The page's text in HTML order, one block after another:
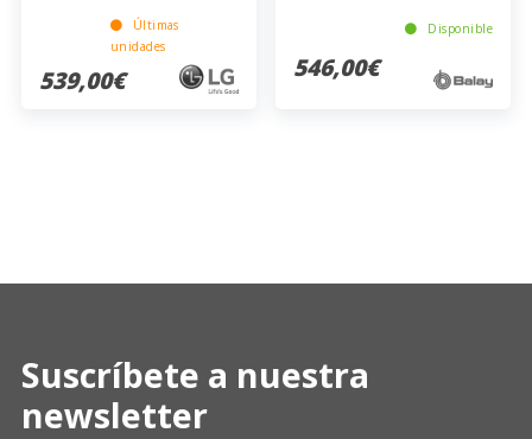
Últimas
unidades
539,00€
Disponible
546,00€
Suscríbete a nuestra
newsletter